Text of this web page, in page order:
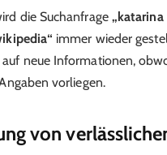
die Suchanfrage
immer wieder
neue Informationen,
vorliegen.
von